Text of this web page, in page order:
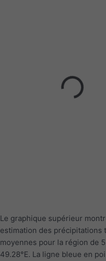
Le graphique supérieur
estimation des précipitations
moyennes pour la région de
49.28°E. La ligne bleue en